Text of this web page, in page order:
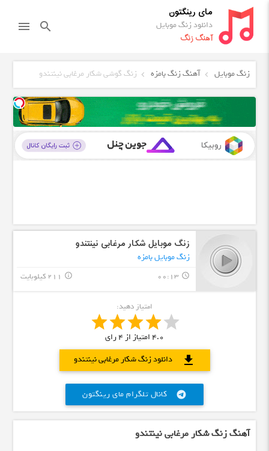
مای رینگتون
دانلود زنگ موبایل
آهنگ زنگ
search
menu
زنگ موبایل آهنگ زنگ بامزه زنگ گوشی شکار مرغابی نینتندو
زنگ موبایل شکار مرغابی نینتندو
زنگ موبایل بامزه
query_builder
00:13 211 کیلوبایت info_outline
امتیاز دهید:
4.0 امتیاز از4رای
دانلود زنگ شکار مرغابی نینتندو
download
کانال تلگرام مای رینگتون telegram
آهنگ زنگ شکار مرغابی نینتندو